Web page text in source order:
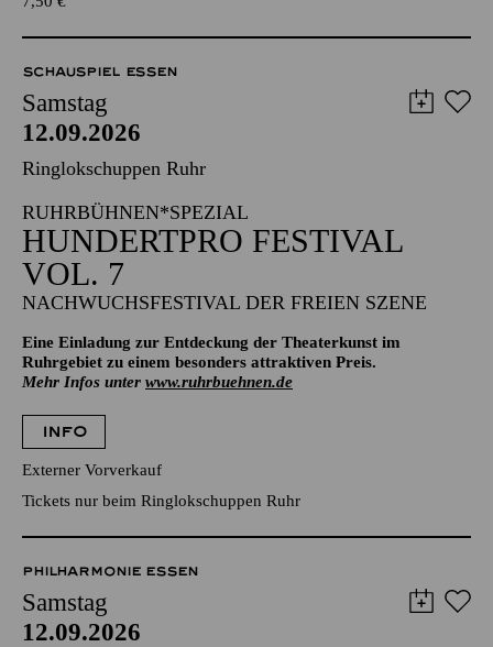
SCHAUSPIEL ESSEN
Samstag
12.09.2026
Ringlokschuppen Ruhr
RUHRBÜHNEN*SPEZIAL
HUNDERTPRO FESTIVAL
VOL. 7
NACHWUCHSFESTIVAL DER FREIEN SZENE
Eine Einladung zur Entdeckung der Theaterkunst im
Ruhrgebiet zu einem besonders attraktiven Preis.
Mehr Infos unter www.ruhrbuehnen.de
INFO
Externer Vorverkauf
Tickets nur beim Ringlokschuppen Ruhr
PHILHARMONIE ESSEN
Samstag
12.09.2026